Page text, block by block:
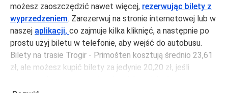
możesz zaoszczędzić nawet więcej, rezerwując bilety z
wyprzedzeniem. Zarezerwuj na stronie internetowej lub w
naszej aplikacji, co zajmuje kilka kliknięć, a następnie po
prostu użyj biletu w telefonie, aby wejść do autobusu.
Bilety na trasie Trogir - Primošten kosztują średnio 23,61
zł, ale możesz kupić bilety za jedynie 20,20 zł, jeśli